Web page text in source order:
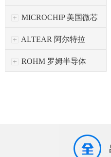
MICROCHIP 美国微芯
ALTEAR 阿尔特拉
ROHM 罗姆半导体